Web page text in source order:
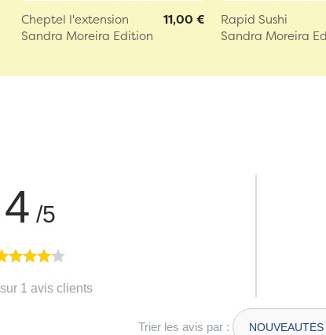
Cheptel l'extension
Sandra Moreira Edition
11,00 €
Rapid Sushi
Sandra Moreira
4 /5
1 avis clients
Trier les avis par :